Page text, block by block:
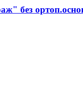
без